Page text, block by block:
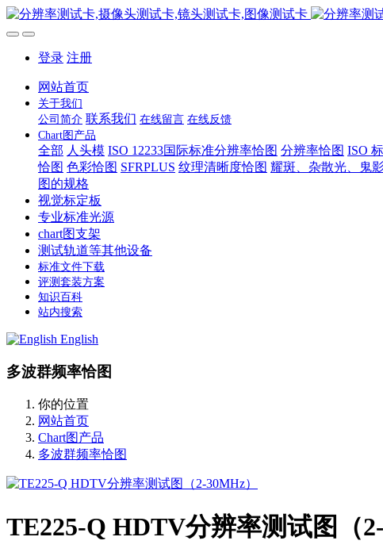
登录 注册
网站首页
关于我们
公司简介 联系我们 在线留言 在线反馈
Chart图产品
全部 人头模 ISO 12233国际标准分辨率恰图 分辨率恰图 ISO
恰图 色彩恰图 SFRPLUS 纹理清晰度恰图 耀斑、杂散光、鬼
图的规格
视觉标定板
专业标准光源
chart图支架
测试轨道等其他设备
标准文件下载
评测套装方案
知识百科
站内搜索
English
多波群频率恰图
你的位置
网站首页
Chart图产品
多波群频率恰图
TE225-Q HDTV分辨率测试图（2-